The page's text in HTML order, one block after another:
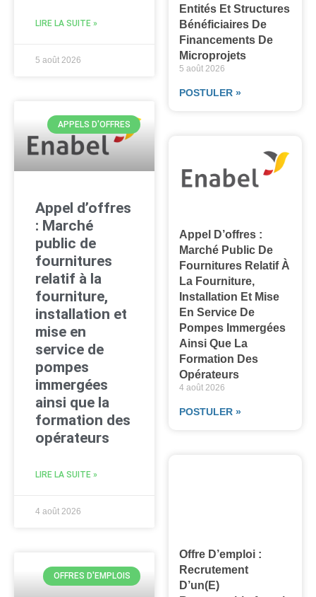
LIRE LA SUITE »
5 août 2026
APPELS D'OFFRES
Appel d’offres
: Marché
public de
fournitures
relatif à la
fourniture,
installation et
mise en
service de
pompes
immergées
ainsi que la
formation des
opérateurs
LIRE LA SUITE »
4 août 2026
OFFRES D'EMPLOIS
Entités Et Structures
Bénéficiaires De
Financements De
Microprojets
5 août 2026
POSTULER »
Appel D’offres :
Marché Public De
Fournitures Relatif À
La Fourniture,
Installation Et Mise
En Service De
Pompes Immergées
Ainsi Que La
Formation Des
Opérateurs
4 août 2026
POSTULER »
Offre D’emploi :
Recrutement
D’un(e)